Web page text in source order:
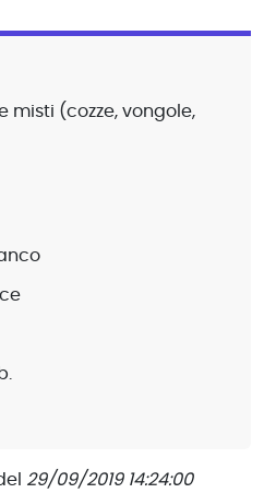
29/09/2019 14:24:00
misti (cozze, vongole,